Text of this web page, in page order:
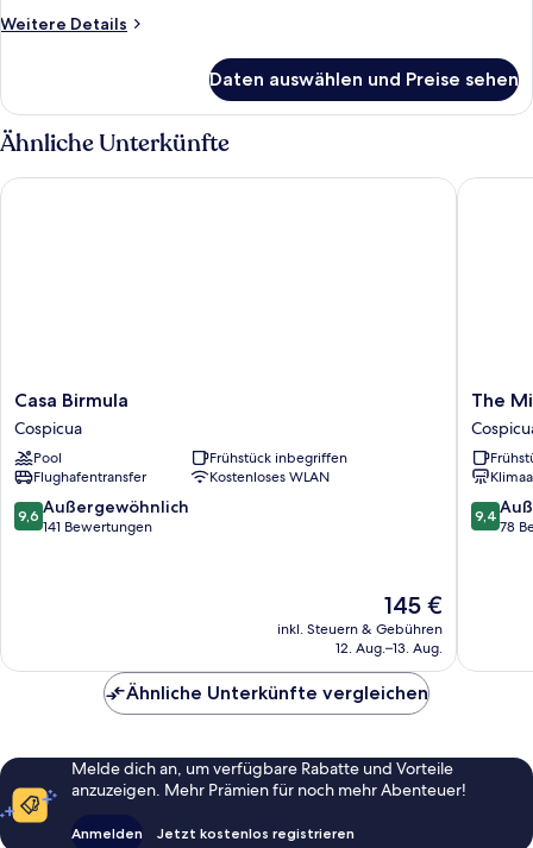
Weitere Details
Weitere
Doppel-
oder
-
Zweibettzimmer
Daten auswählen und Preise sehen
Ähnliche Unterkünfte
Casa
Birmula
Cospicua
Casa Birmula
Cospicua
Pool
Frühstück inbegriffen
Flughafentransfer
Kostenloses WLAN
9.6
von
9,6 Außergewöhnlich
141 Bewertungen
Der
Preis
beträgt
145 €
inkl. Steuern & Gebühren
12. Aug.–13. Aug.
Casa Birmula
The
Mike
Hotel
The
9.4
von
9,4
78
The
Ähnliche Unterkünfte vergleichen
Melde dich an, um verfügbare Rabatte und Vorteile
anzuzeigen. Mehr Prämien für noch mehr Abenteuer!
Anmelden Jetzt kostenlos registrieren